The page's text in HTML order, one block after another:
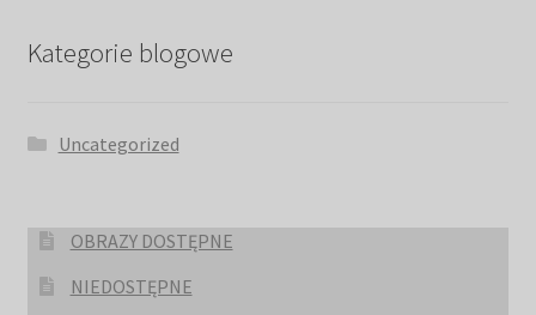
Kategorie blogowe
Uncategorized
OBRAZY DOSTĘPNE
NIEDOSTĘPNE